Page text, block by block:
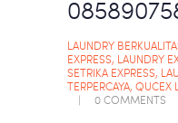
LAUNDRY
EXPRESS, LAUNDRY
SETRIKA EXPRESS,
TERPERCAYA, QUCEX
0COMMENTS